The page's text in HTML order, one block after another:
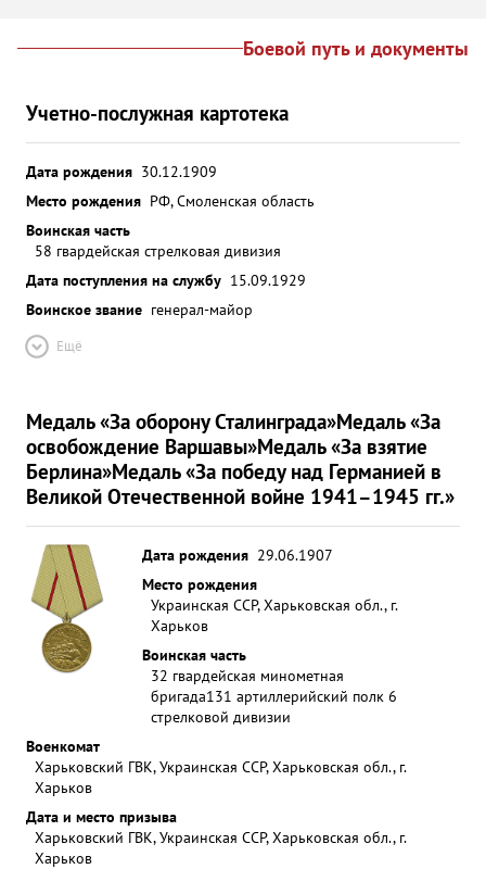
Боевой путь и документы
Учетно-послужная картотека
Дата рождения 30.12.1909
Место рождения РФ, Смоленская область
Воинская часть
58 гвардейская стрелковая дивизия
Дата поступления на службу 15.09.1929
Воинское звание генерал-майор
Ещё
Медаль «За оборону Сталинграда»Медаль «За
освобождение Варшавы»Медаль «За взятие
Берлина»Медаль «За победу над Германией в
Великой Отечественной войне 1941–1945 гг.»
Дата рождения 29.06.1907
Место рождения
Украинская ССР, Харьковская обл., г.
Харьков
Воинская часть
32 гвардейская минометная
бригада131 артиллерийский полк 6
стрелковой дивизии
Военкомат
Харьковский ГВК, Украинская ССР, Харьковская обл., г.
Харьков
Дата и место призыва
Харьковский ГВК, Украинская ССР, Харьковская обл., г.
Харьков